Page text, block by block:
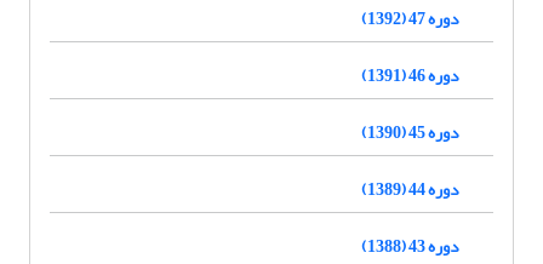
دوره 47 (1392)
دوره 46 (1391)
دوره 45 (1390)
دوره 44 (1389)
دوره 43 (1388)